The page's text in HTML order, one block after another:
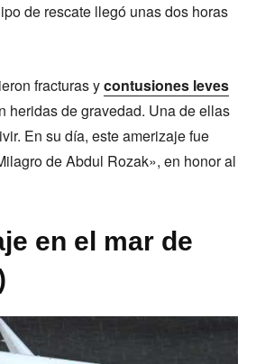
de rescate llegó unas dos horas
fracturas ycontusiones leves
heridas de gravedad. Una de ellas
En su día, este amerizaje fue
de Abdul Rozak», en honor al
en el mar de